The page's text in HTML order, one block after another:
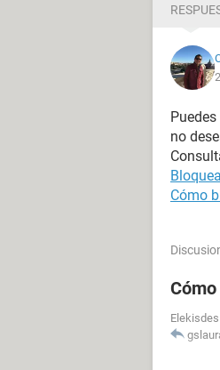
no
Cómo
Elekisdes